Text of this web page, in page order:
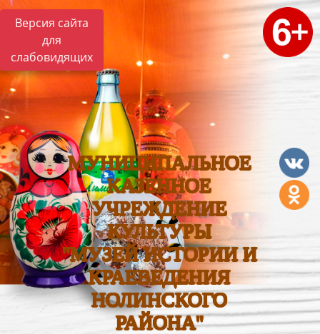
Версия сайта
для
слабовидящих
МУНИЦИПАЛЬНОЕ
КАЗЕННОЕ
УЧРЕЖДЕНИЕ
КУЛЬТУРЫ
"МУЗЕЙ ИСТОРИИ И
КРАЕВЕДЕНИЯ
НОЛИНСКОГО
РАЙОНА"